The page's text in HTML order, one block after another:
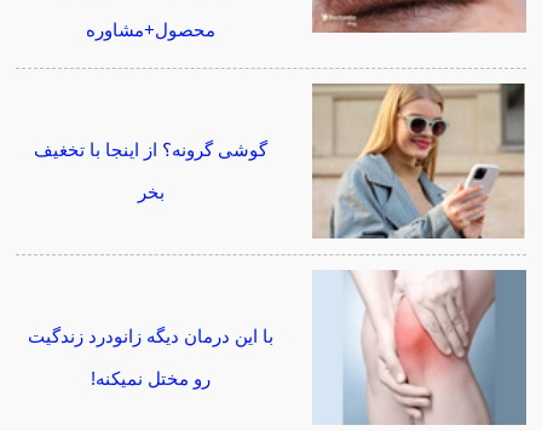
محصول+مشاوره
گوشی گرونه؟ از اینجا با تخغیف
بخر
با این درمان دیگه زانودرد زندگیت
رو مختل نمیکنه!